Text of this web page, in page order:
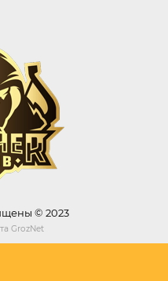
© 2023
GrozNet